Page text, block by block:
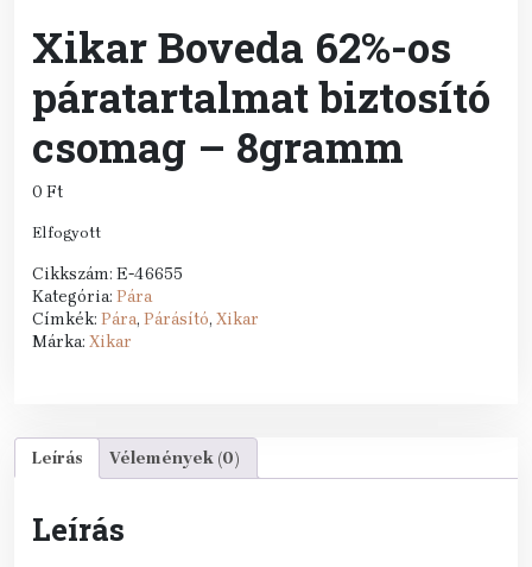
Xikar Boveda 62%-os
páratartalmat biztosító
csomag – 8gramm
0 Ft
Elfogyott
Cikkszám: E-46655
Kategória: Pára
Címkék: Pára, Párásító, Xikar
Márka: Xikar
Leírás Vélemények (0)
Leírás